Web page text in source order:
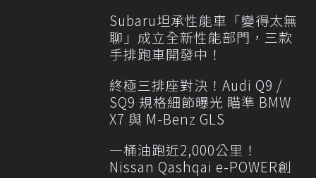
Subaru坦承性能車「變得太無
聊」成立全新性能部門，三款
手排跑車開發中！
終極三排座對決！Audi Q9 /
SQ9 規格細節曝光 瞄準 BMW
X7 與 M-Benz GLS
一桶油跑近2,000公里！
Nissan Qashqai e-POWER創